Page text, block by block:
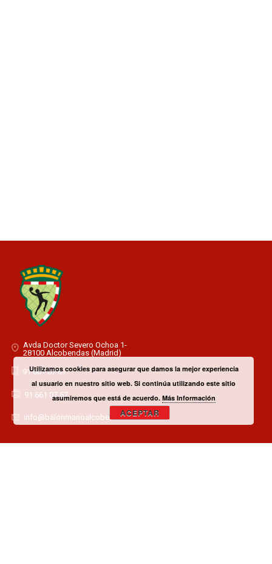
Avda Doctor Severo Ochoa 1-
28100 Alcobendas (Madrid)
91 661 07 67
91 661 07 67
info@balonmanoalcobendas.es
Utilizamos cookies para asegurar que damos la mejor experiencia
al usuario en nuestro sitio web. Si continúa utilizando este sitio
asumiremos que está de acuerdo. Más Información
ACEPTAR